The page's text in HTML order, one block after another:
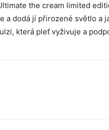
the cream limited
a dodá jí přirozené světlo a
která pleť vyživuje a